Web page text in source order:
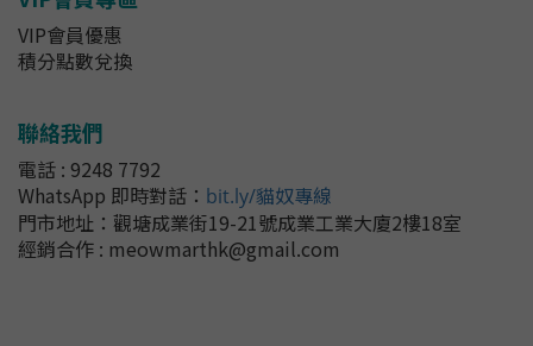
VIP會員優惠
積分點數兌換
聯絡我們
電話 : 9248 7792
WhatsApp 即時對話 ： bit.ly/貓奴專線
門市地址： 觀塘成業街19-21號成業工業大廈2樓18室
經銷合作 : meowmarthk@gmail.com